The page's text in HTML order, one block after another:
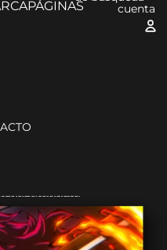
cuenta
del producto